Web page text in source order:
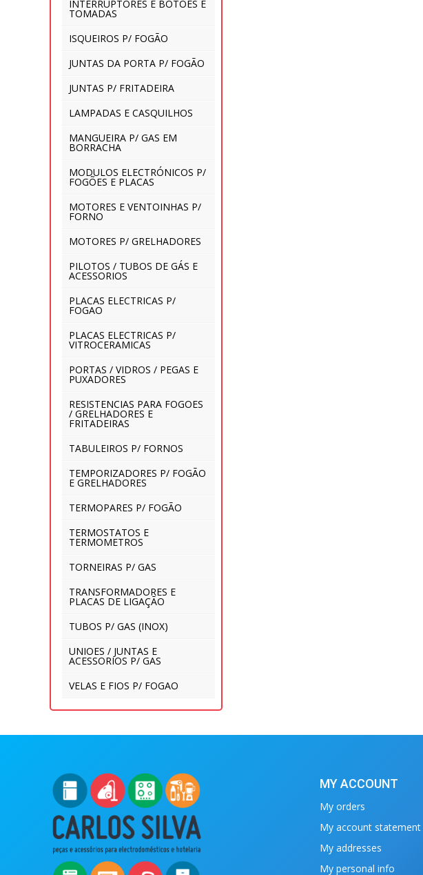
INTERRUPTORES E BOTOES E
TOMADAS
ISQUEIROS P/ FOGÃO
JUNTAS DA PORTA P/ FOGÃO
JUNTAS P/ FRITADEIRA
LAMPADAS E CASQUILHOS
MANGUEIRA P/ GAS EM
BORRACHA
MODULOS ELECTRÓNICOS P/
FOGÕES E PLACAS
MOTORES E VENTOINHAS P/
FORNO
MOTORES P/ GRELHADORES
PILOTOS / TUBOS DE GÁS E
ACESSORIOS
PLACAS ELECTRICAS P/
FOGAO
PLACAS ELECTRICAS P/
VITROCERAMICAS
PORTAS / VIDROS / PEGAS E
PUXADORES
RESISTENCIAS PARA FOGOES
/ GRELHADORES E
FRITADEIRAS
TABULEIROS P/ FORNOS
TEMPORIZADORES P/ FOGÃO
E GRELHADORES
TERMOPARES P/ FOGÃO
TERMOSTATOS E
TERMOMETROS
TORNEIRAS P/ GAS
TRANSFORMADORES E
PLACAS DE LIGAÇÃO
TUBOS P/ GAS (INOX)
UNIOES / JUNTAS E
ACESSORIOS P/ GAS
VELAS E FIOS P/ FOGAO
MY ACCOUNT
My orders
My account statement
My addresses
My personal info